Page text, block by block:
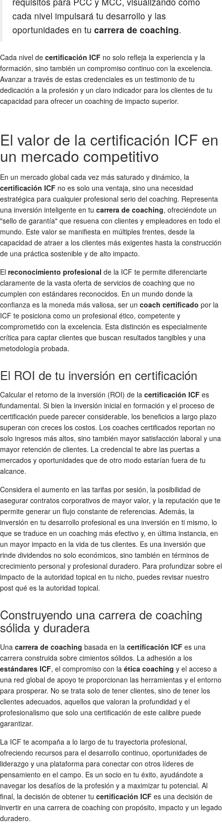
cada nivel impulsará tu desarrollo y las
oportunidades en tu carrera de coaching.
Cada nivel de certificación ICF no solo refleja la experiencia y la
formación, sino también un compromiso continuo con la excelencia.
Avanzar a través de estas credenciales es un testimonio de tu
dedicación a la profesión y un claro indicador para los clientes de tu
capacidad para ofrecer un coaching de impacto superior.
El valor de la certificación ICF en
un mercado competitivo
En un mercado global cada vez más saturado y dinámico, la
certificación ICF no es solo una ventaja, sino una necesidad
estratégica para cualquier profesional serio del coaching. Representa
una inversión inteligente en tu carrera de coaching, ofreciéndote un
"sello de garantía" que resuena con clientes y empleadores en todo el
mundo. Este valor se manifiesta en múltiples frentes, desde la
capacidad de atraer a los clientes más exigentes hasta la construcción
de una práctica sostenible y de alto impacto.
El reconocimiento profesional de la ICF te permite diferenciarte
claramente de la vasta oferta de servicios de coaching que no
cumplen con estándares reconocidos. En un mundo donde la
confianza es la moneda más valiosa, ser un coach certificado por la
ICF te posiciona como un profesional ético, competente y
comprometido con la excelencia. Esta distinción es especialmente
crítica para captar clientes que buscan resultados tangibles y una
metodología probada.
El ROI de tu inversión en certificación
Calcular el retorno de la inversión (ROI) de la certificación ICF es
fundamental. Si bien la inversión inicial en formación y el proceso de
certificación puede parecer considerable, los beneficios a largo plazo
superan con creces los costos. Los coaches certificados reportan no
solo ingresos más altos, sino también mayor satisfacción laboral y una
mayor retención de clientes. La credencial te abre las puertas a
mercados y oportunidades que de otro modo estarían fuera de tu
alcance.
Considera el aumento en las tarifas por sesión, la posibilidad de
asegurar contratos corporativos de mayor valor, y la reputación que te
permite generar un flujo constante de referencias. Además, la
inversión en tu desarrollo profesional es una inversión en ti mismo, lo
que se traduce en un coaching más efectivo y, en última instancia, en
un mayor impacto en la vida de tus clientes. Es una inversión que
rinde dividendos no solo económicos, sino también en términos de
crecimiento personal y profesional duradero. Para profundizar sobre el
impacto de la autoridad topical en tu nicho, puedes revisar nuestro
post qué es la autoridad topical.
Construyendo una carrera de coaching
sólida y duradera
Una carrera de coaching basada en la certificación ICF es una
carrera construida sobre cimientos sólidos. La adhesión a los
estándares ICF, el compromiso con la ética coaching y el acceso a
una red global de apoyo te proporcionan las herramientas y el entorno
para prosperar. No se trata solo de tener clientes, sino de tener los
clientes adecuados, aquellos que valoran la profundidad y el
profesionalismo que solo una certificación de este calibre puede
garantizar.
La ICF te acompaña a lo largo de tu trayectoria profesional,
ofreciendo recursos para el desarrollo continuo, oportunidades de
liderazgo y una plataforma para conectar con otros líderes de
pensamiento en el campo. Es un socio en tu éxito, ayudándote a
navegar los desafíos de la profesión y a maximizar tu potencial. Al
final, la decisión de obtener tu certificación ICF es una decisión de
invertir en una carrera de coaching con propósito, impacto y un legado
duradero.